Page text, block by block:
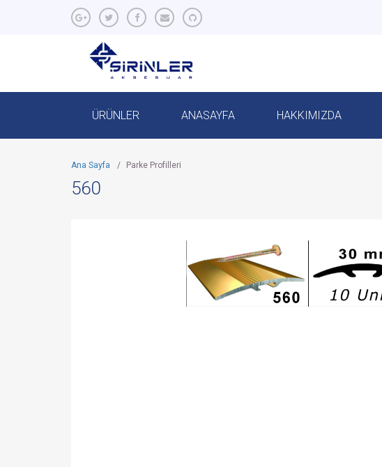
ÜRÜNLER ANASAYFA HAKKIMIZDA
Ana Sayfa / Parke Profilleri
560